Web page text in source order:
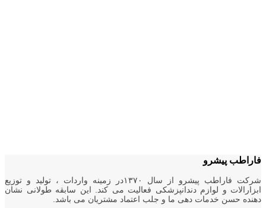
فاراطب پیشرو
شرکت فاراطب پیشرو از سال ۱۳۷۰در زمینه واردات ، تولید و توزیع
ابزارالات و لوازم دندانپزشکی فعالیت می کند. این سابقه طولانی نشان
دهنده حسن خدمات دهی ما و جلب اعتماد مشتریان می باشد.